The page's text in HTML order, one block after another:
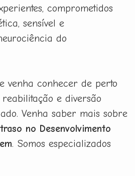
comprometidos
sensível e
do
venha conhecer de perto
reabilitação e diversão
Venha saber mais sobre
no Desenvolvimento
. Somos especializados